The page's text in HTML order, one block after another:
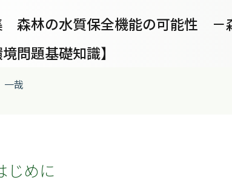
森林の水質保全機能の可能性 －
境問題基礎知識】
哉
じめに